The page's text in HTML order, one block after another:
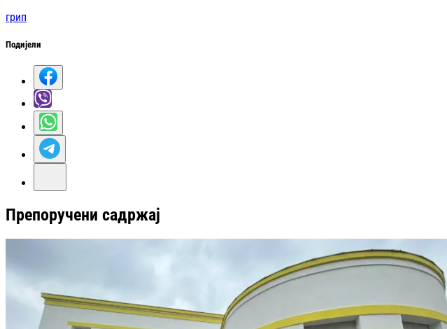
грип
Подијели
Препоручени садржај